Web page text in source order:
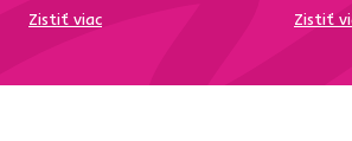
Zistiť viac
Zistiť